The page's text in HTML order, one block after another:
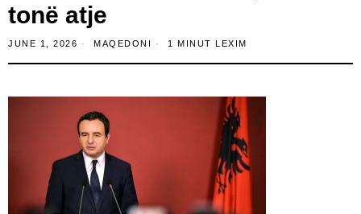
tonë atje
JUNE 1, 2026 MAQEDONI 1 MINUT LEXIM